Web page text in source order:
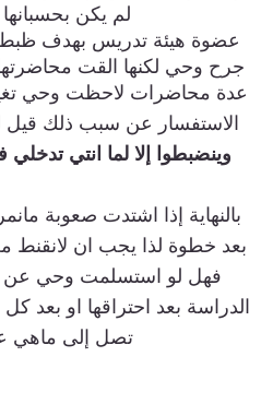
لم يكن
عضوة هيئة تدريس بهدف
جرح وحي لكنها القت
عدة محاضرات لاحظت وحي
الاستفسار عن سبب ذلك قيل
وينضبطوا إلا لما انتي
بالنهاية إذا اشتدت صعوبة
بعد خطوة لذا يجب ان لانقنط
فهل لو استسلمت وحي عن
الدراسة بعد احتراقها او بعد
تصل إلى ماهي